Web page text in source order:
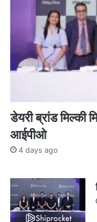
डेयरी ब्रांड मिल्की
आईपीओ
4 days ago